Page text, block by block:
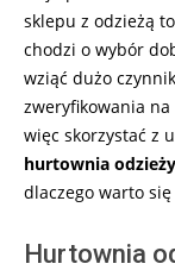
sklepu z odzieżą
chodzi o wybór
wziąć dużo
zweryfikowania
więc skorzystać z
hurtownia
dlaczego warto
Hurtownia